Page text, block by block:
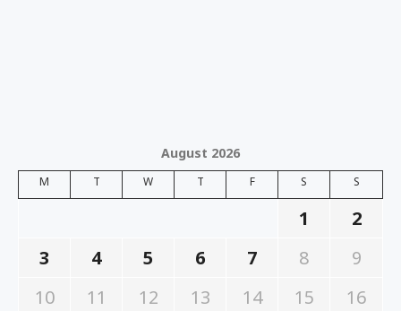
August 2026
M T W T F S S
1
2
3
4 5 6 7 8
9
10
11 12 13 14 15
16